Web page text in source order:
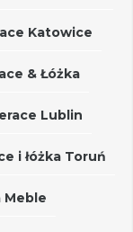
Katowice
& Łóżka
Lublin
i łóżka Toruń
Meble